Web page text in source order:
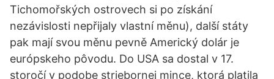
Tichomořských ostrovech si po získání
nezávislosti nepřijaly vlastní měnu), další státy
pak mají svou měnu pevně Americký dolár je
európskeho pôvodu. Do USA sa dostal v 17.
storočí v podobe striebornej mince, ktorá platila